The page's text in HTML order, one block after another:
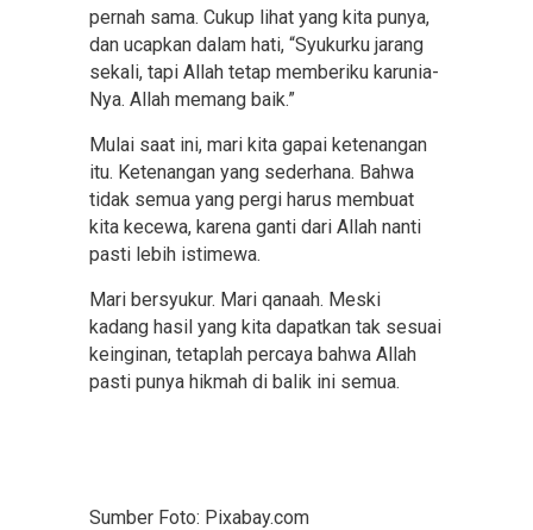
pernah sama. Cukup lihat yang kita punya,
dan ucapkan dalam hati, “Syukurku jarang
sekali, tapi Allah tetap memberiku karunia-
Nya. Allah memang baik.”
Mulai saat ini, mari kita gapai ketenangan
itu. Ketenangan yang sederhana. Bahwa
tidak semua yang pergi harus membuat
kita kecewa, karena ganti dari Allah nanti
pasti lebih istimewa.
Mari bersyukur. Mari qanaah. Meski
kadang hasil yang kita dapatkan tak sesuai
keinginan, tetaplah percaya bahwa Allah
pasti punya hikmah di balik ini semua.
Sumber Foto: Pixabay.com